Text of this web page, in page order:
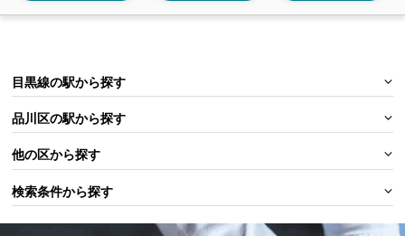
目黒線の駅から探す
品川区の駅から探す
他の区から探す
検索条件から探す